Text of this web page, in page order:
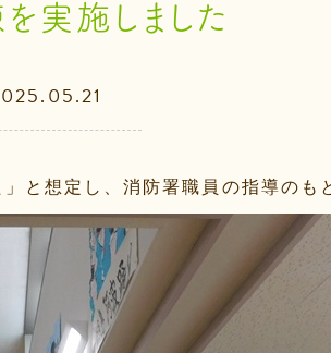
実施しました
と想定し、消防署職員の指導のも